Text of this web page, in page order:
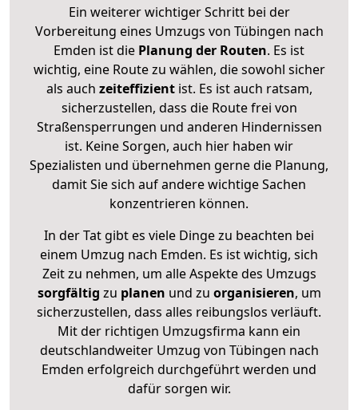
Ein weiterer wichtiger Schritt bei der
Vorbereitung eines Umzugs von Tübingen nach
Emden ist die Planung der Routen. Es ist
wichtig, eine Route zu wählen, die sowohl sicher
als auch zeiteffizientist. Es ist auch ratsam,
sicherzustellen, dass die Route frei von
Straßensperrungen und anderen Hindernissen
ist. Keine Sorgen, auch hier haben wir
Spezialisten und übernehmen gerne die Planung,
damit Sie sich auf andere wichtige Sachen
konzentrieren können.
In der Tat gibt es viele Dinge zu beachten bei
einem Umzug nach Emden. Es ist wichtig, sich
Zeit zu nehmen, um alle Aspekte des Umzugs
sorgfältig zu planen und zu organisieren, um
sicherzustellen, dass alles reibungslos verläuft.
Mit der richtigen Umzugsfirma kann ein
deutschlandweiter Umzug von Tübingen nach
Emden erfolgreich durchgeführt werden und
dafür sorgen wir.